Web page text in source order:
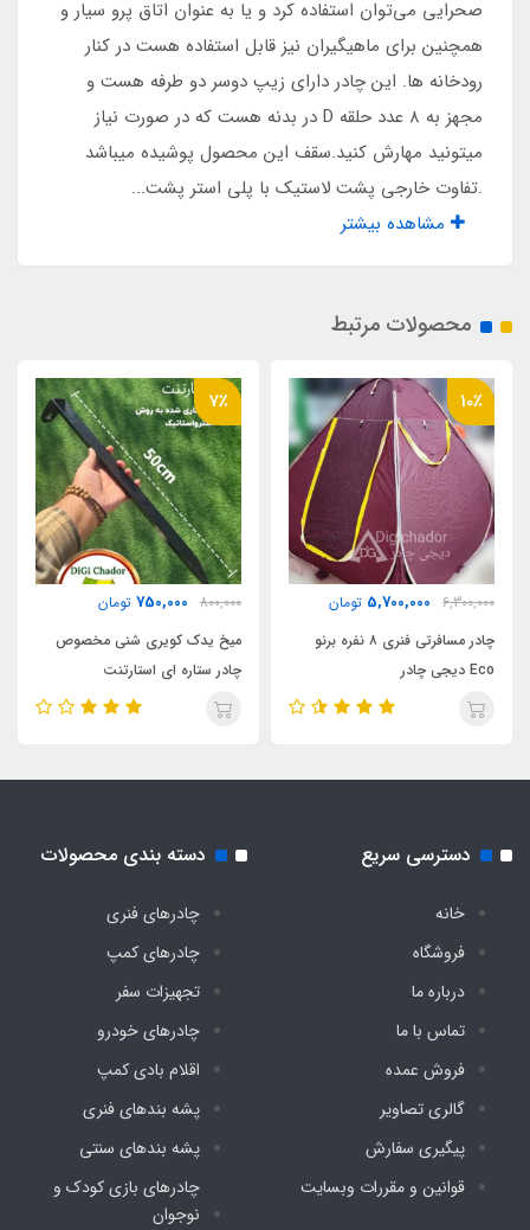
شماره 10 با سرزیپ دو سر دوطرفه
بند آویز در سقف
دارد
پنجره هواکش
حلقه های مهار فلزی
دارد
توری با زیپ جداگانه پنجره هواکش
دارد
کیف حمل
دارد
دارد
دارد
گتر دور چادر
دارد
صحرایی می‌توان استفاده کرد و یا به عنوان اتاق پرو سیار و
همچنین برای ماهیگیران نیز قابل استفاده هست در کنار
رودخانه ها. این چادر دارای زیپ دوسر دو طرفه هست و
مجهز به 8 عدد حلقه D در بدنه هست که در صورت نیاز
میتونید مهارش کنید.سقف این محصول پوشیده میباشد
.تفاوت خارجی پشت لاستیک با پلی استر پشت...
مشاهده بیشتر
محصولات مرتبط
10٪
6,300,000
5,700,000 تومان
چادر مسافرتی فنری ۸ نفره برنو
Eco دیجی چادر
7٪
800,000
750,000 تومان
میخ یدک کویری شنی مخصوص
چادر ستاره ای استارتنت
دسترسی سریع
خانه
فروشگاه
درباره ما
تماس با ما
فروش عمده
گالری تصاویر
پیگیری سفارش
قوانین و مقررات وبسایت
دسته بندی محصولات
چادرهای فنری
چادرهای کمپ
تجهیزات سفر
چادرهای خودرو
اقلام بادی کمپ
پشه‌ بندهای فنری
پشه‌ بندهای سنتی
چادرهای بازی کودک و
نوجوان